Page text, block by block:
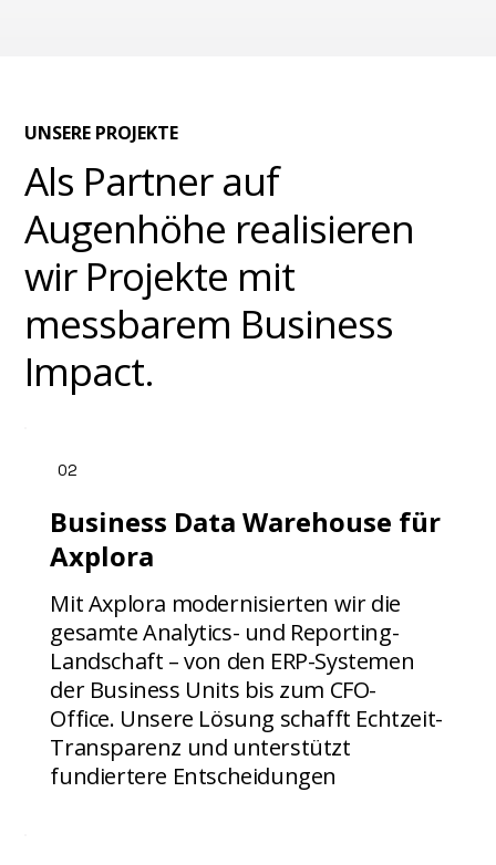
UNSERE PROJEKTE
Als Partner auf
Augenhöhe realisieren
wir Projekte mit
messbarem Business
Impact.
02
Business Data Warehouse für
Axplora
Mit Axplora modernisierten wir die
gesamte Analytics- und Reporting-
Landschaft – von den ERP-Systemen
der Business Units bis zum CFO-
Office. Unsere Lösung schafft Echtzeit-
Transparenz und unterstützt
fundiertere Entscheidungen